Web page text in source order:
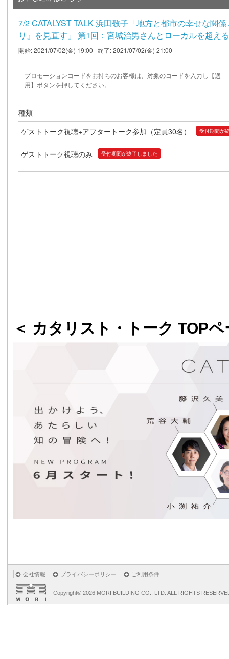
＜ カタリスト・トーク TOPペ
会社情報 プライバシーポリシー ご利用条件
Copyright© 2026 MORI BUILDING CO., LTD. ALL RIGHTS